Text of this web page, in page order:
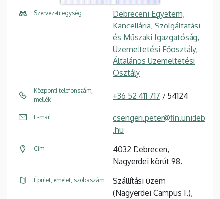
Szervezeti egység
Debreceni Egyetem,
Kancellária, Szolgáltatási
és Műszaki Igazgatóság,
Üzemeltetési Főosztály,
Általános Üzemeltetési
Osztály
Központi telefonszám,
mellék
+36 52 411 717 / 54124
E-mail
csengeri.peter@fin.unideb
.hu
Cím
4032 Debrecen,
Nagyerdei körút 98.
Épület, emelet, szobaszám
Szállítási üzem
(Nagyerdei Campus I.),